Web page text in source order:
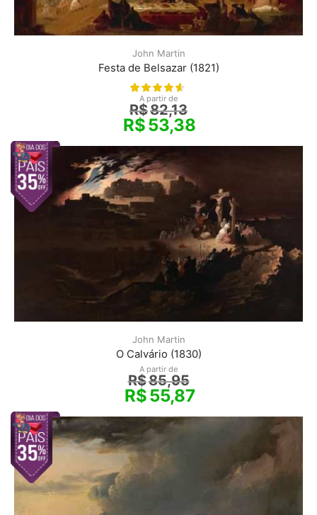
John Martin
Festa de Belsazar (1821)
A partir de
R$82,13
R$53,38
John Martin
O Calvário (1830)
A partir de
R$85,95
R$55,87